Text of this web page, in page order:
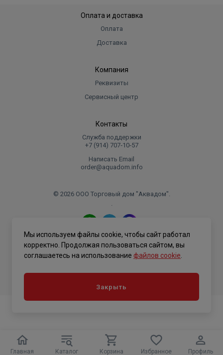
Главная Каталог Корзина Избранное Профиль
Оплата и доставка
Оплата
Доставка
Компания
Реквизиты
Сервисный центр
Контакты
Служба поддержки
+7 (914) 707‑10‑57
Написать Email
order@aquadom.info
© 2026 ООО Торговый дом "Аквадом".
.
Политика конфиденциальности
Мы используем файлы cookie, чтобы сайт работал
корректно. Продолжая пользоваться сайтом, вы
соглашаетесь на использование файлов cookie
Закрыть